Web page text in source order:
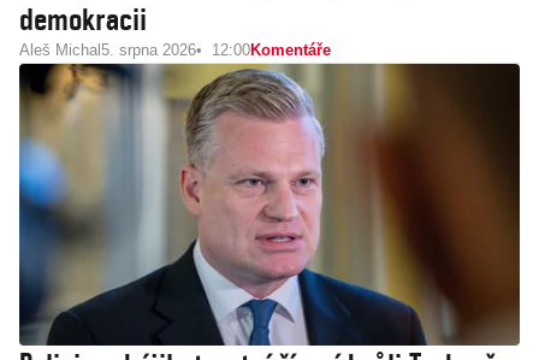
demokracii
Aleš Michal 5. srpna 2026 12:00Komentáře